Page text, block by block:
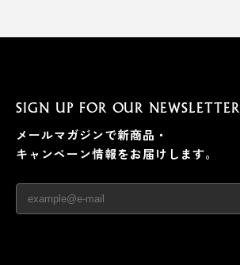
SIGN UP FOR OUR NEWSLETTER
メールマガジンで新商品・
キャンペーン情報をお届けします。